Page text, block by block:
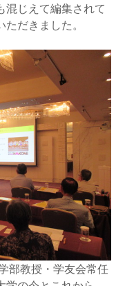
混じえて編集されて
だきました。
部教授・学友会常任